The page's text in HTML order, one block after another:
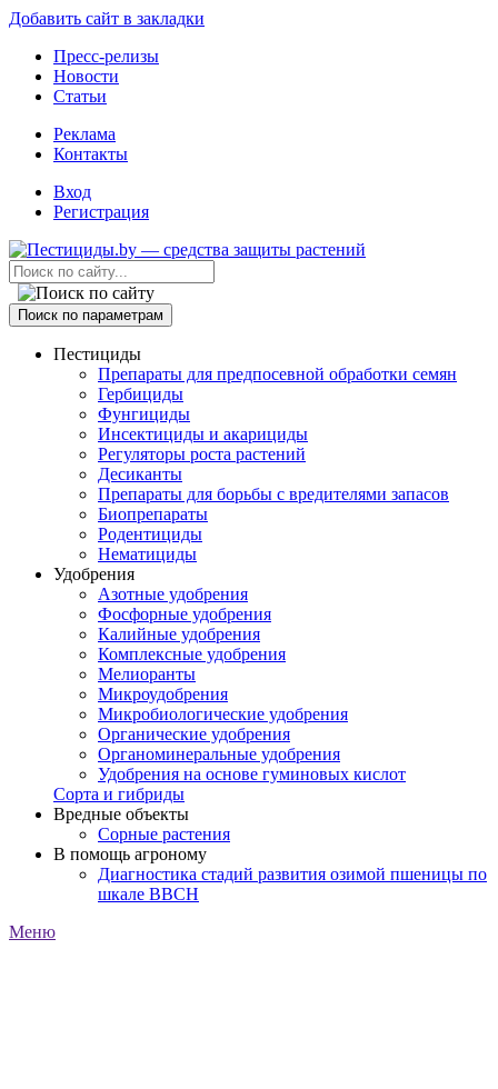
Добавить сайт в закладки
Пресс-релизы
Новости
Статьи
Реклама
Контакты
Вход
Регистрация
Поиск по параметрам
Пестициды
Препараты для предпосевной обработки семян
Гербициды
Фунгициды
Инсектициды и акарициды
Регуляторы роста растений
Десиканты
Препараты для борьбы с вредителями запасов
Биопрепараты
Родентициды
Нематициды
Удобрения
Азотные удобрения
Фосфорные удобрения
Калийные удобрения
Комплексные удобрения
Мелиоранты
Микроудобрения
Микробиологические удобрения
Органические удобрения
Органоминеральные удобрения
Удобрения на основе гуминовых кислот
Сорта и гибриды
Вредные объекты
Сорные растения
В помощь агроному
Диагностика стадий развития озимой пшеницы по
шкале ВВСН
Меню